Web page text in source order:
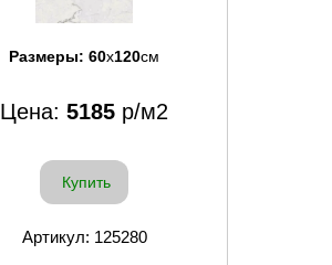
Размеры: 60x120см
Цена: 5185 р/м2
Купить
Артикул: 125280